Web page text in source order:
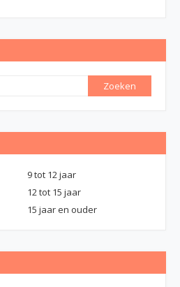
9 tot 12 jaar
12 tot 15 jaar
15 jaar en ouder